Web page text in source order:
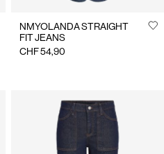
NMYOLANDA STRAIGHT
FIT JEANS
CHF 54,90